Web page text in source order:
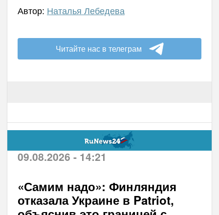
Автор: Наталья Лебедева
Читайте нас в телеграм
09.08.2026 - 14:21
«Самим надо»: Финляндия
отказала Украине в Patriot,